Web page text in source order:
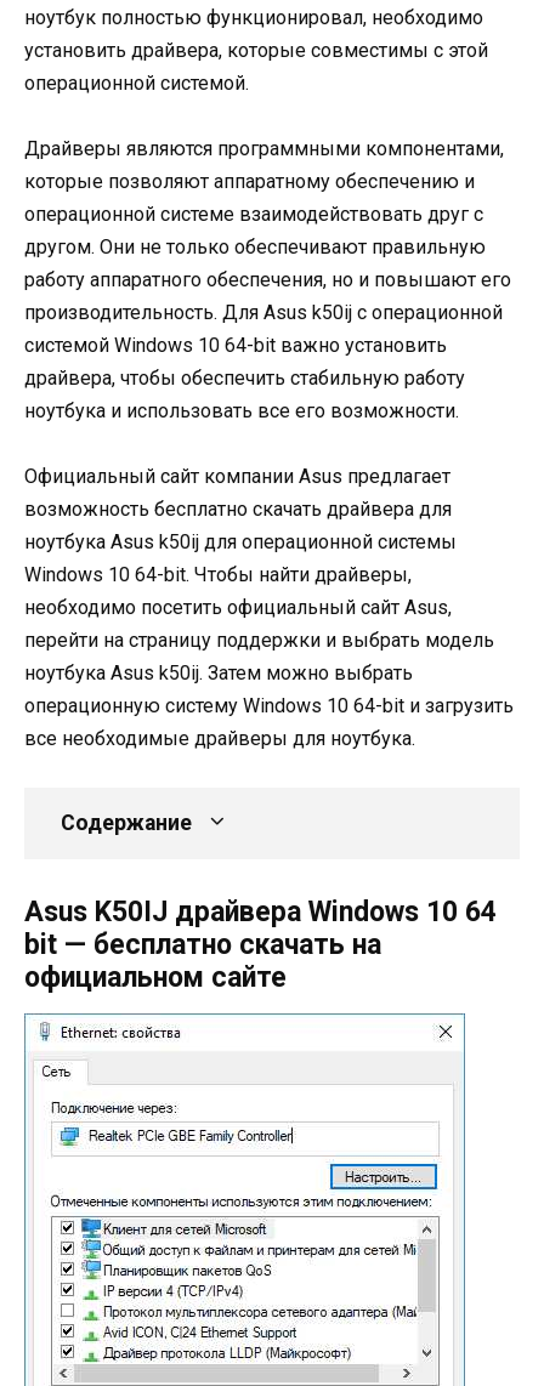
ноутбук полностью функционировал, необходимо
установить драйвера, которые совместимы с этой
операционной системой.
Драйверы являются программными компонентами,
которые позволяют аппаратному обеспечению и
операционной системе взаимодействовать друг с
другом. Они не только обеспечивают правильную
работу аппаратного обеспечения, но и повышают его
производительность. Для Asus k50ij с операционной
системой Windows 10 64-bit важно установить
драйвера, чтобы обеспечить стабильную работу
ноутбука и использовать все его возможности.
Официальный сайт компании Asus предлагает
возможность бесплатно скачать драйвера для
ноутбука Asus k50ij для операционной системы
Windows 10 64-bit. Чтобы найти драйверы,
необходимо посетить официальный сайт Asus,
перейти на страницу поддержки и выбрать модель
ноутбука Asus k50ij. Затем можно выбрать
операционную систему Windows 10 64-bit и загрузить
все необходимые драйверы для ноутбука.
Содержание
Asus K50IJ драйвера Windows 10 64
bit — бесплатно скачать на
официальном сайте